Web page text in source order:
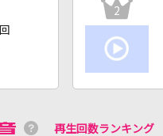
回
2
再生回数ランキング